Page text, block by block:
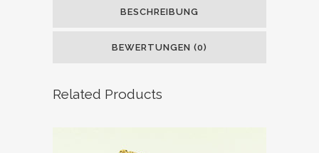
BESCHREIBUNG
BEWERTUNGEN (0)
Related Products